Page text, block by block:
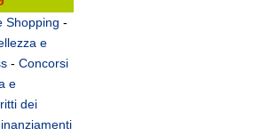
Shopping -
e
- Concorsi
e
dei